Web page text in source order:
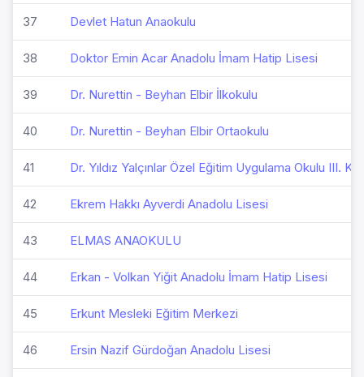
37 Devlet Hatun Anaokulu
38 Doktor Emin Acar Anadolu İmam Hatip Lisesi
39 Dr. Nurettin - Beyhan Elbir İlkokulu
40 Dr. Nurettin - Beyhan Elbir Ortaokulu
41 Dr. Yıldız Yalçınlar Özel Eğitim Uygulama Okulu III.
42 Ekrem Hakkı Ayverdi Anadolu Lisesi
43 ELMAS ANAOKULU
44 Erkan - Volkan Yiğit Anadolu İmam Hatip Lisesi
45 Erkunt Mesleki Eğitim Merkezi
46 Ersin Nazif Gürdoğan Anadolu Lisesi